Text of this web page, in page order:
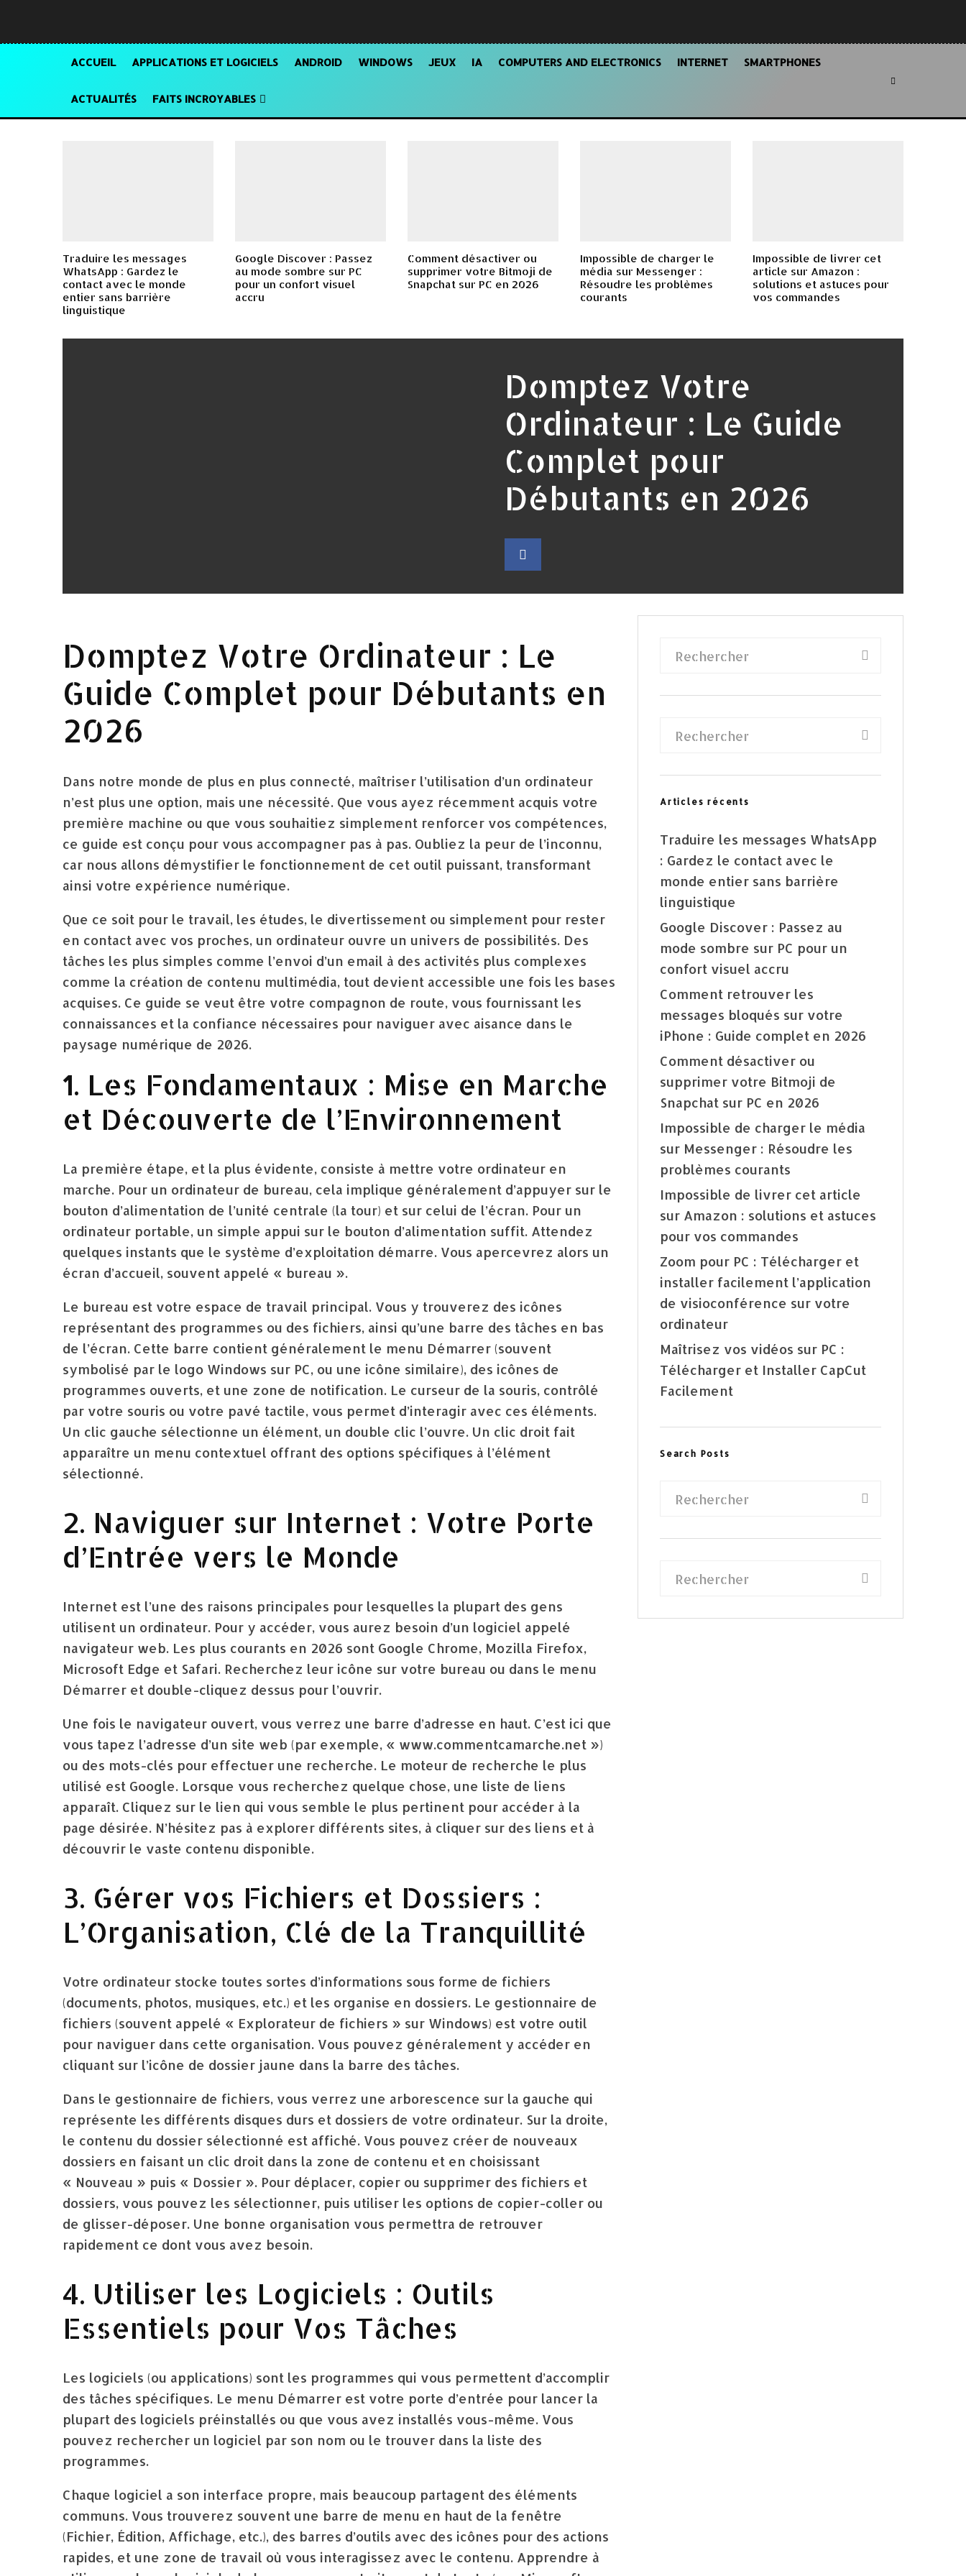
ACCUEIL APPLICATIONS ET LOGICIELS ANDROID WINDOWS JEUX IA COMPUTERS AND ELECTRONICS INTERNET SMARTPHONES
ACTUALITÉS FAITS INCROYABLES
Traduire les messages
WhatsApp : Gardez le
contact avec le monde
entier sans barrière
linguistique
Google Discover : Passez
au mode sombre sur PC
pour un confort visuel
accru
Comment désactiver ou
supprimer votre Bitmoji de
Snapchat sur PC en 2026
Impossible de charger le
média sur Messenger :
Résoudre les problèmes
courants
Impossible de livrer cet
article sur Amazon :
solutions et astuces pour
vos commandes
Domptez Votre
Ordinateur : Le Guide
Complet pour
Débutants en 2026
Domptez Votre Ordinateur : Le
Guide Complet pour Débutants en
2026
Dans notre monde de plus en plus connecté, maîtriser l’utilisation d’un ordinateur
n’est plus une option, mais une nécessité. Que vous ayez récemment acquis votre
première machine ou que vous souhaitiez simplement renforcer vos compétences,
ce guide est conçu pour vous accompagner pas à pas. Oubliez la peur de l’inconnu,
car nous allons démystifier le fonctionnement de cet outil puissant, transformant
ainsi votre expérience numérique.
Que ce soit pour le travail, les études, le divertissement ou simplement pour rester
en contact avec vos proches, un ordinateur ouvre un univers de possibilités. Des
tâches les plus simples comme l’envoi d’un email à des activités plus complexes
comme la création de contenu multimédia, tout devient accessible une fois les bases
acquises. Ce guide se veut être votre compagnon de route, vous fournissant les
connaissances et la confiance nécessaires pour naviguer avec aisance dans le
paysage numérique de 2026.
1. Les Fondamentaux : Mise en Marche
et Découverte de l’Environnement
La première étape, et la plus évidente, consiste à mettre votre ordinateur en
marche. Pour un ordinateur de bureau, cela implique généralement d’appuyer sur le
bouton d’alimentation de l’unité centrale (la tour) et sur celui de l’écran. Pour un
ordinateur portable, un simple appui sur le bouton d’alimentation suffit. Attendez
quelques instants que le système d’exploitation démarre. Vous apercevrez alors un
écran d’accueil, souvent appelé « bureau ».
Le bureau est votre espace de travail principal. Vous y trouverez des icônes
représentant des programmes ou des fichiers, ainsi qu’une barre des tâches en bas
de l’écran. Cette barre contient généralement le menu Démarrer (souvent
symbolisé par le logo Windows sur PC, ou une icône similaire), des icônes de
programmes ouverts, et une zone de notification. Le curseur de la souris, contrôlé
par votre souris ou votre pavé tactile, vous permet d’interagir avec ces éléments.
Un clic gauche sélectionne un élément, un double clic l’ouvre. Un clic droit fait
apparaître un menu contextuel offrant des options spécifiques à l’élément
sélectionné.
2. Naviguer sur Internet : Votre Porte
d’Entrée vers le Monde
Internet est l’une des raisons principales pour lesquelles la plupart des gens
utilisent un ordinateur. Pour y accéder, vous aurez besoin d’un logiciel appelé
navigateur web. Les plus courants en 2026 sont Google Chrome, Mozilla Firefox,
Microsoft Edge et Safari. Recherchez leur icône sur votre bureau ou dans le menu
Démarrer et double-cliquez dessus pour l’ouvrir.
Une fois le navigateur ouvert, vous verrez une barre d’adresse en haut. C’est ici que
vous tapez l’adresse d’un site web (par exemple, « www.commentcamarche.net »)
ou des mots-clés pour effectuer une recherche. Le moteur de recherche le plus
utilisé est Google. Lorsque vous recherchez quelque chose, une liste de liens
apparaît. Cliquez sur le lien qui vous semble le plus pertinent pour accéder à la
page désirée. N’hésitez pas à explorer différents sites, à cliquer sur des liens et à
découvrir le vaste contenu disponible.
3. Gérer vos Fichiers et Dossiers :
L’Organisation, Clé de la Tranquillité
Votre ordinateur stocke toutes sortes d’informations sous forme de fichiers
(documents, photos, musiques, etc.) et les organise en dossiers. Le gestionnaire de
fichiers (souvent appelé « Explorateur de fichiers » sur Windows) est votre outil
pour naviguer dans cette organisation. Vous pouvez généralement y accéder en
cliquant sur l’icône de dossier jaune dans la barre des tâches.
Dans le gestionnaire de fichiers, vous verrez une arborescence sur la gauche qui
représente les différents disques durs et dossiers de votre ordinateur. Sur la droite,
le contenu du dossier sélectionné est affiché. Vous pouvez créer de nouveaux
dossiers en faisant un clic droit dans la zone de contenu et en choisissant
« Nouveau » puis « Dossier ». Pour déplacer, copier ou supprimer des fichiers et
dossiers, vous pouvez les sélectionner, puis utiliser les options de copier-coller ou
de glisser-déposer. Une bonne organisation vous permettra de retrouver
rapidement ce dont vous avez besoin.
4. Utiliser les Logiciels : Outils
Essentiels pour Vos Tâches
Les logiciels (ou applications) sont les programmes qui vous permettent d’accomplir
des tâches spécifiques. Le menu Démarrer est votre porte d’entrée pour lancer la
plupart des logiciels préinstallés ou que vous avez installés vous-même. Vous
pouvez rechercher un logiciel par son nom ou le trouver dans la liste des
programmes.
Chaque logiciel a son interface propre, mais beaucoup partagent des éléments
communs. Vous trouverez souvent une barre de menu en haut de la fenêtre
(Fichier, Édition, Affichage, etc.), des barres d’outils avec des icônes pour des actions
rapides, et une zone de travail où vous interagissez avec le contenu. Apprendre à
Articles récents
Traduire les messages WhatsApp
: Gardez le contact avec le
monde entier sans barrière
linguistique
Google Discover : Passez au
mode sombre sur PC pour un
confort visuel accru
Comment retrouver les
messages bloqués sur votre
iPhone : Guide complet en 2026
Comment désactiver ou
supprimer votre Bitmoji de
Snapchat sur PC en 2026
Impossible de charger le média
sur Messenger : Résoudre les
problèmes courants
Impossible de livrer cet article
sur Amazon : solutions et astuces
pour vos commandes
Zoom pour PC : Télécharger et
installer facilement l’application
de visioconférence sur votre
ordinateur
Maîtrisez vos vidéos sur PC :
Télécharger et Installer CapCut
Facilement
Search Posts